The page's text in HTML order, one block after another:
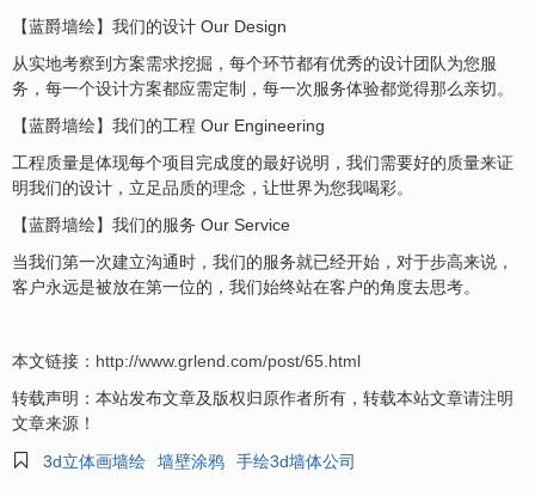
【蓝爵墙绘】我们的设计 Our Design
从实地考察到方案需求挖掘，每个环节都有优秀的设计团队为您服
务，每一个设计方案都应需定制，每一次服务体验都觉得那么亲切。
【蓝爵墙绘】我们的工程 Our Engineering
工程质量是体现每个项目完成度的最好说明，我们需要好的质量来证
明我们的设计，立足品质的理念，让世界为您我喝彩。
【蓝爵墙绘】我们的服务 Our Service
当我们第一次建立沟通时，我们的服务就已经开始，对于步高来说，
客户永远是被放在第一位的，我们始终站在客户的角度去思考。
本文链接： http://www.grlend.com/post/65.html
转载声明：本站发布文章及版权归原作者所有，转载本站文章请注明
文章来源！

3d立体画墙绘 墙壁涂鸦 手绘3d墙体公司